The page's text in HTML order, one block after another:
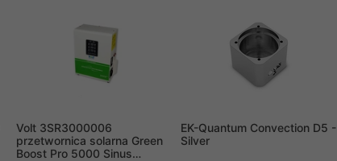
Volt 3SR3000006
przetwornica solarna Green
Boost Pro 5000 Sinus
EK-Quantum Convection D5 -
Silver